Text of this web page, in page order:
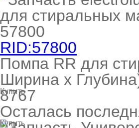
RID:57800
Помпа RR для
Ширина х
Купить
8767
Осталась
Купить